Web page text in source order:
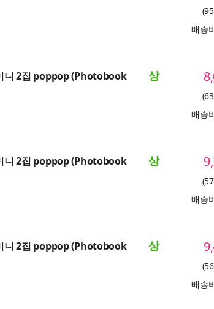
배송
니 2집 poppop (Photobook 상
배송
니 2집 poppop (Photobook 상
배송
니 2집 poppop (Photobook 상
배송